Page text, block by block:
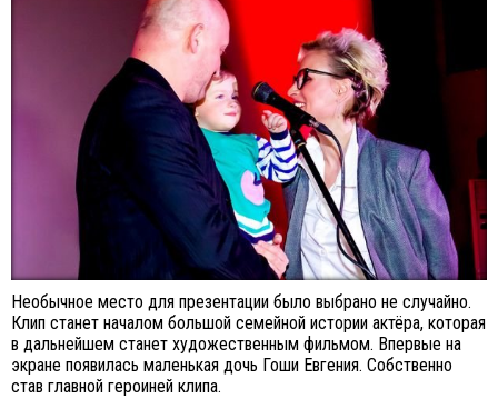
Необычное место для презентации было выбрано не случайно.
Клип станет началом большой семейной истории актёра, которая
в дальнейшем станет художественным фильмом. Впервые на
экране появилась маленькая дочь Гоши Евгения. Собственно
став главной героиней клипа.